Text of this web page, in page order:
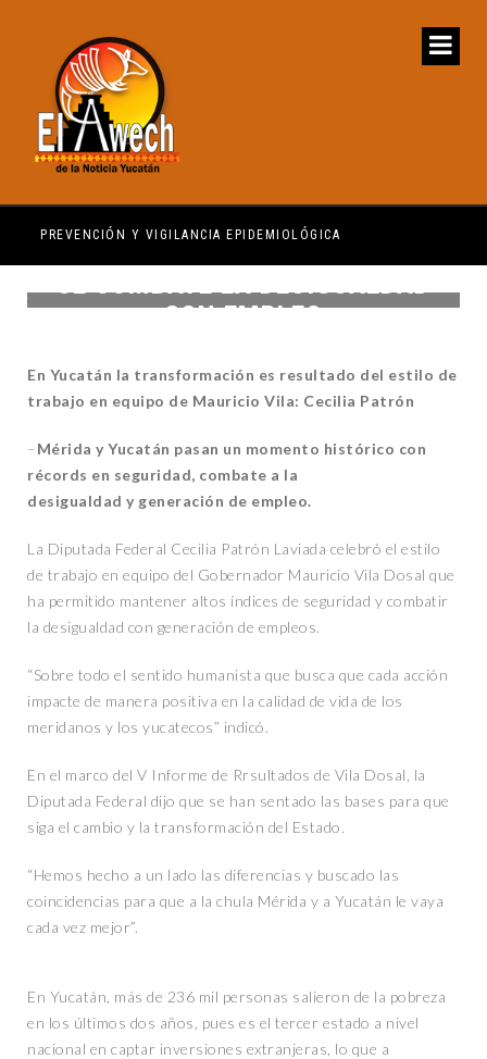
PREVENCIÓN Y VIGILANCIA EPIDEMIOLÓGICA
SE COMBATE LA DESIGUALDAD
CON EMPLEO
En Yucatán la transformación es resultado del estilo de
trabajo en equipo de Mauricio Vila: Cecilia Patrón
–Mérida y Yucatán pasan un momento histórico con
récords en seguridad, combate a la
desigualdad y generación de empleo.
La Diputada Federal Cecilia Patrón Laviada celebró el estilo
de trabajo en equipo del Gobernador Mauricio Vila Dosal que
ha permitido mantener altos índices de seguridad y combatir
la desigualdad con generación de empleos.
“Sobre todo el sentido humanista que busca que cada acción
impacte de manera positiva en la calidad de vida de los
meridanos y los yucatecos” indicó.
En el marco del V Informe de Rrsultados de Vila Dosal, la
Diputada Federal dijo que se han sentado las bases para que
siga el cambio y la transformación del Estado.
“Hemos hecho a un lado las diferencias y buscado las
coincidencias para que a la chula Mérida y a Yucatán le vaya
cada vez mejor”.
En Yucatán, más de 236 mil personas salieron de la pobreza
en los últimos dos años, pues es el tercer estado a nivel
nacional en captar inversiones extranjeras, lo que a